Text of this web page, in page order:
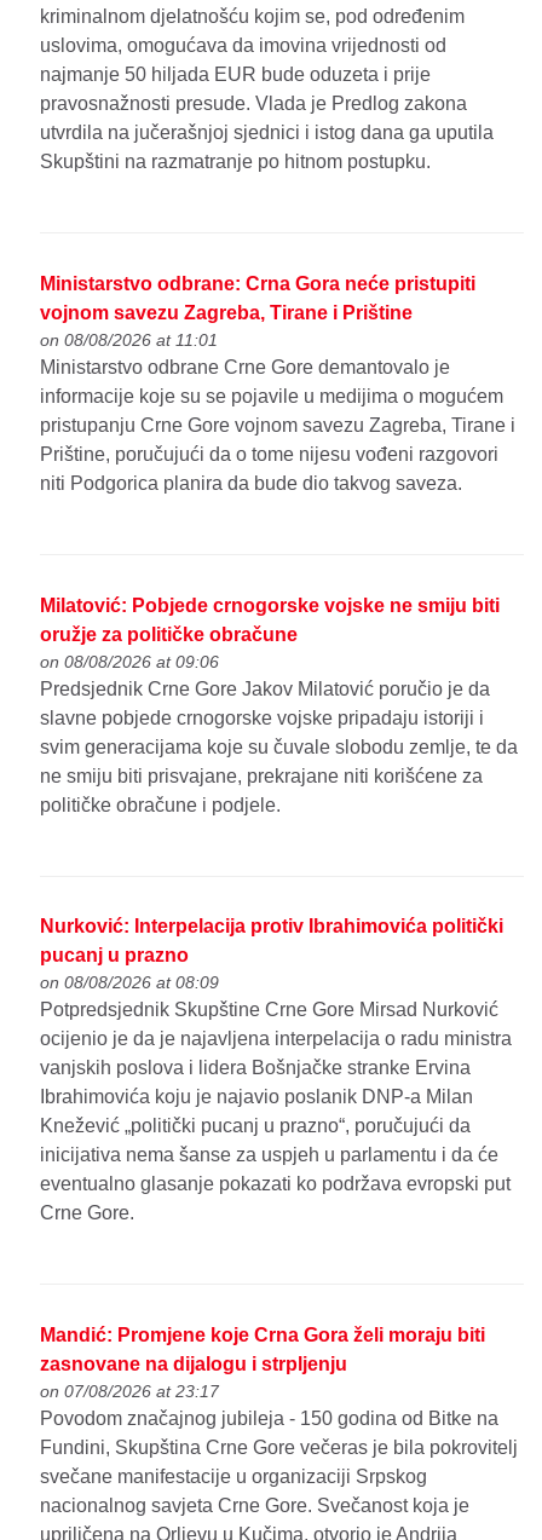
kriminalnom djelatnošću kojim se, pod određenim
uslovima, omogućava da imovina vrijednosti od
najmanje 50 hiljada EUR bude oduzeta i prije
pravosnažnosti presude. Vlada je Predlog zakona
utvrdila na jučerašnjoj sjednici i istog dana ga uputila
Skupštini na razmatranje po hitnom postupku.
Ministarstvo odbrane: Crna Gora neće pristupiti
vojnom savezu Zagreba, Tirane i Prištine
on 08/08/2026 at 11:01
Ministarstvo odbrane Crne Gore demantovalo je
informacije koje su se pojavile u medijima o mogućem
pristupanju Crne Gore vojnom savezu Zagreba, Tirane i
Prištine, poručujući da o tome nijesu vođeni razgovori
niti Podgorica planira da bude dio takvog saveza.
Milatović: Pobjede crnogorske vojske ne smiju biti
oružje za političke obračune
on 08/08/2026 at 09:06
Predsjednik Crne Gore Jakov Milatović poručio je da
slavne pobjede crnogorske vojske pripadaju istoriji i
svim generacijama koje su čuvale slobodu zemlje, te da
ne smiju biti prisvajane, prekrajane niti korišćene za
političke obračune i podjele.
Nurković: Interpelacija protiv Ibrahimovića politički
pucanj u prazno
on 08/08/2026 at 08:09
Potpredsjednik Skupštine Crne Gore Mirsad Nurković
ocijenio je da je najavljena interpelacija o radu ministra
vanjskih poslova i lidera Bošnjačke stranke Ervina
Ibrahimovića koju je najavio poslanik DNP-a Milan
Knežević „politički pucanj u prazno“, poručujući da
inicijativa nema šanse za uspjeh u parlamentu i da će
eventualno glasanje pokazati ko podržava evropski put
Crne Gore.
Mandić: Promjene koje Crna Gora želi moraju biti
zasnovane na dijalogu i strpljenju
on 07/08/2026 at 23:17
Povodom značajnog jubileja - 150 godina od Bitke na
Fundini, Skupština Crne Gore večeras je bila pokrovitelj
svečane manifestacije u organizaciji Srpskog
nacionalnog savjeta Crne Gore. Svečanost koja je
upriličena na Orljevu u Kučima, otvorio je Andrija